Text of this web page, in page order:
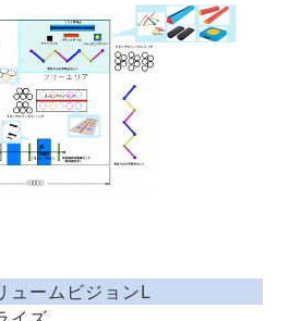
ュームビジョンL